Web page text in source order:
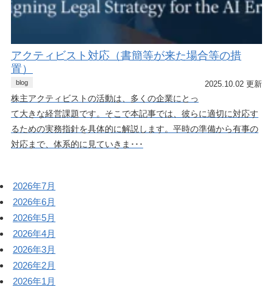
アクティビスト対応（書簡等が来た場合等の措
置）
blog 2025.10.02 更新
株主アクティビストの活動は、多くの企業にとっ
て大きな経営課題です。そこで本記事では、彼らに適切に対応す
るための実務指針を具体的に解説します。平時の準備から有事の
対応まで、体系的に見ていきま･･･
2026年7月
2026年6月
2026年5月
2026年4月
2026年3月
2026年2月
2026年1月